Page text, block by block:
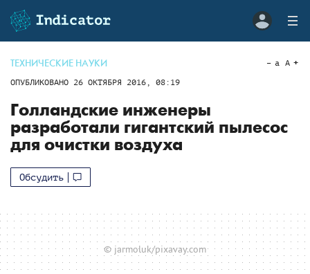
ТЕХНИЧЕСКИЕ НАУКИ
ОПУБЛИКОВАНО 26 ОКТЯБРЯ 2016, 08:19
a A
Голландские инженеры
разработали гигантский пылесос
для очистки воздуха
Обсудить
© jarmoluk/pixavay.com